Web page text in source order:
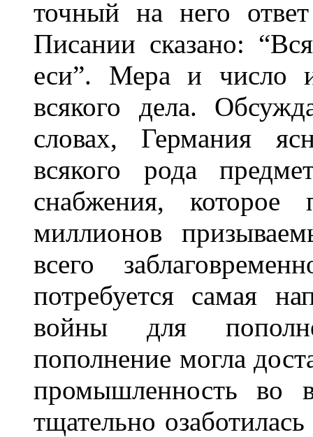
точный на него
Писании сказано:
еси”. Мера и число
всякого дела.
словах, Германия
всякого рода
снабжения, которое
миллионов
всего
потребуется самая
войны для
пополнение могла
промышленность во
тщательно